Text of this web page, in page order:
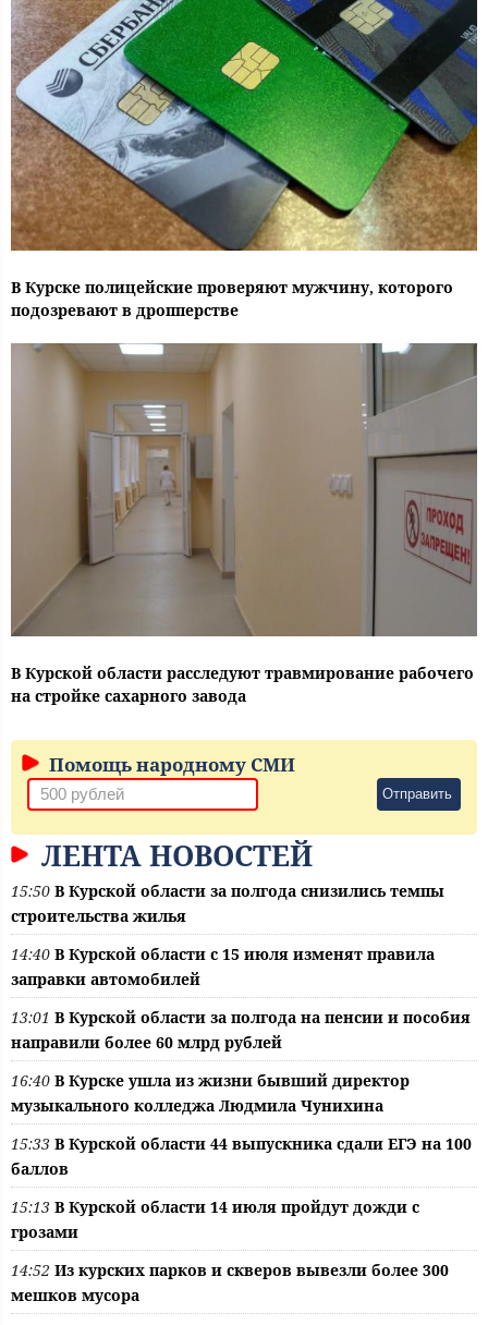
В Курске полицейские проверяют мужчину, которого
подозревают в дропперстве
В Курской области расследуют травмирование рабочего
на стройке сахарного завода
Помощь народному СМИ
Отправить
ЛЕНТА НОВОСТЕЙ
15:50 В Курской области за полгода снизились темпы
строительства жилья
14:40 В Курской области с 15 июля изменят правила
заправки автомобилей
13:01 В Курской области за полгода на пенсии и пособия
направили более 60 млрд рублей
16:40 В Курске ушла из жизни бывший директор
музыкального колледжа Людмила Чунихина
15:33 В Курской области 44 выпускника сдали ЕГЭ на 100
баллов
15:13 В Курской области 14 июля пройдут дожди с
грозами
14:52 Из курских парков и скверов вывезли более 300
мешков мусора